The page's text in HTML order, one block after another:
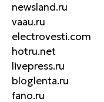
newsland.ru
vaau.ru
electrovesti.com
hotru.net
livepress.ru
bloglenta.ru
fano.ru